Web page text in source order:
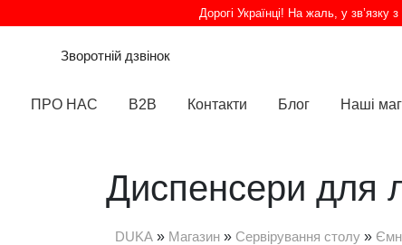
Дорогі Українці! На жаль, у
Зворотній дзвінок
ПРО НАС B2B Контакти Блог Наші
Диспенсери для
DUKA » Магазин » Сервірування столу »